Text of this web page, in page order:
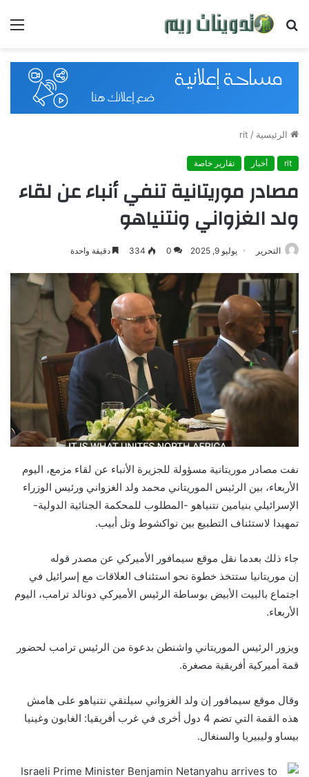
بحث
الرئيسية/
rit
أخبار تقارير خاصة
مصادر موريتانية تنفي أنباء عن لقاء
ولد الغزواني ونتنياهو
التحرير يوليو 9, 2025 0
334 دقيقة واحدة
نفت مصادر موريتانية مسؤولة للجزيرة الأنباء عن لقاء مزمع، اليوم
الأربعاء، بين الرئيس الموريتاني محمد ولد الغزواني ورئيس الوزراء
الإسرائيلي بنيامين نتنياهو -المطلوب للمحكمة الجنائية الدولية-
تمهيدا لاستئناف التطبيع بين نواكشوط وتل أبيب.
جاء ذلك بعدما نقل موقع سيمافور الأميركي عن مصدر قوله
إن موريتانيا ستتخذ خطوة نحو استئناف العلاقات مع إسرائيل في
اجتماع بالبيت الأبيض بوساطة الرئيس الأميركي دونالد ترامب، اليوم
الأربعاء.
ويزور الرئيس الموريتاني واشنطن بدعوة من الرئيس ترامب لحضور
قمة أميركية أفريقية مصغرة.
وقال موقع سيمافور إن ولد الغزواني سيلتقي نتنياهو على هامش
هذه القمة التي تضم 4 دول أخرى في غرب أفريقيا: الغابون وغينيا
بيساو وليبيريا والسنغال.